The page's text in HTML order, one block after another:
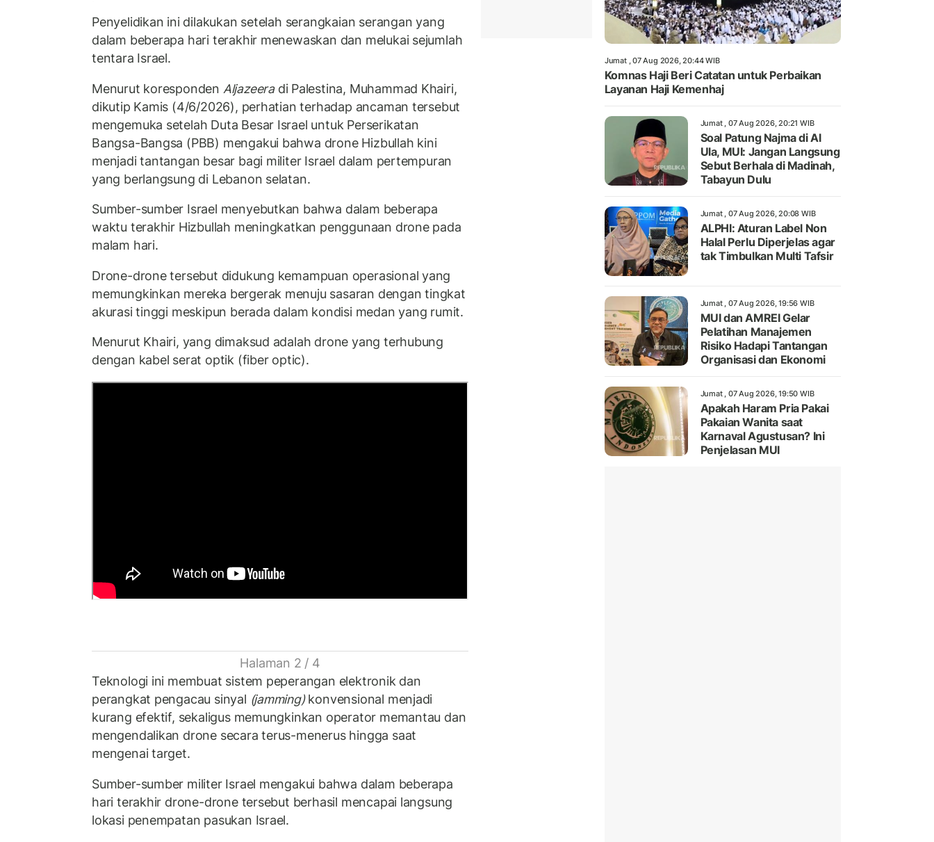
Penyelidikan ini dilakukan setelah serangkaian serangan yang
dalam beberapa hari terakhir menewaskan dan melukai sejumlah
tentara Israel.
Menurut koresponden Aljazeeradi Palestina, Muhammad Khairi,
dikutip Kamis (4/6/2026), perhatian terhadap ancaman tersebut
mengemuka setelah Duta Besar Israel untuk Perserikatan
Bangsa-Bangsa (PBB) mengakui bahwa drone Hizbullah kini
menjadi tantangan besar bagi militer Israel dalam pertempuran
yang berlangsung di Lebanon selatan.
Sumber-sumber Israel menyebutkan bahwa dalam beberapa
waktu terakhir Hizbullah meningkatkan penggunaan drone pada
malam hari.
Drone-drone tersebut didukung kemampuan operasional yang
memungkinkan mereka bergerak menuju sasaran dengan tingkat
akurasi tinggi meskipun berada dalam kondisi medan yang rumit.
Menurut Khairi, yang dimaksud adalah drone yang terhubung
dengan kabel serat optik (fiber optic).
Halaman 2 / 4
Teknologi ini membuat sistem peperangan elektronik dan
perangkat pengacau sinyal (jamming)konvensional menjadi
kurang efektif, sekaligus memungkinkan operator memantau dan
mengendalikan drone secara terus-menerus hingga saat
mengenai target.
Sumber-sumber militer Israel mengakui bahwa dalam beberapa
hari terakhir drone-drone tersebut berhasil mencapai langsung
lokasi penempatan pasukan Israel.
Jumat , 07 Aug 2026, 20:44 WIB
Komnas Haji Beri Catatan untuk Perbaikan
Layanan Haji Kemenhaj
Jumat , 07 Aug 2026, 20:21 WIB
Soal Patung Najma di Al
Ula, MUI: Jangan Langsung
Sebut Berhala di Madinah,
Tabayun Dulu
Jumat , 07 Aug 2026, 20:08 WIB
ALPHI: Aturan Label Non
Halal Perlu Diperjelas agar
tak Timbulkan Multi Tafsir
Jumat , 07 Aug 2026, 19:56 WIB
MUI dan AMREI Gelar
Pelatihan Manajemen
Risiko Hadapi Tantangan
Organisasi dan Ekonomi
Jumat , 07 Aug 2026, 19:50 WIB
Apakah Haram Pria Pakai
Pakaian Wanita saat
Karnaval Agustusan? Ini
Penjelasan MUI